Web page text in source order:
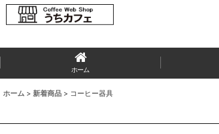
ホーム
ホーム > 新着商品 > コーヒー器具